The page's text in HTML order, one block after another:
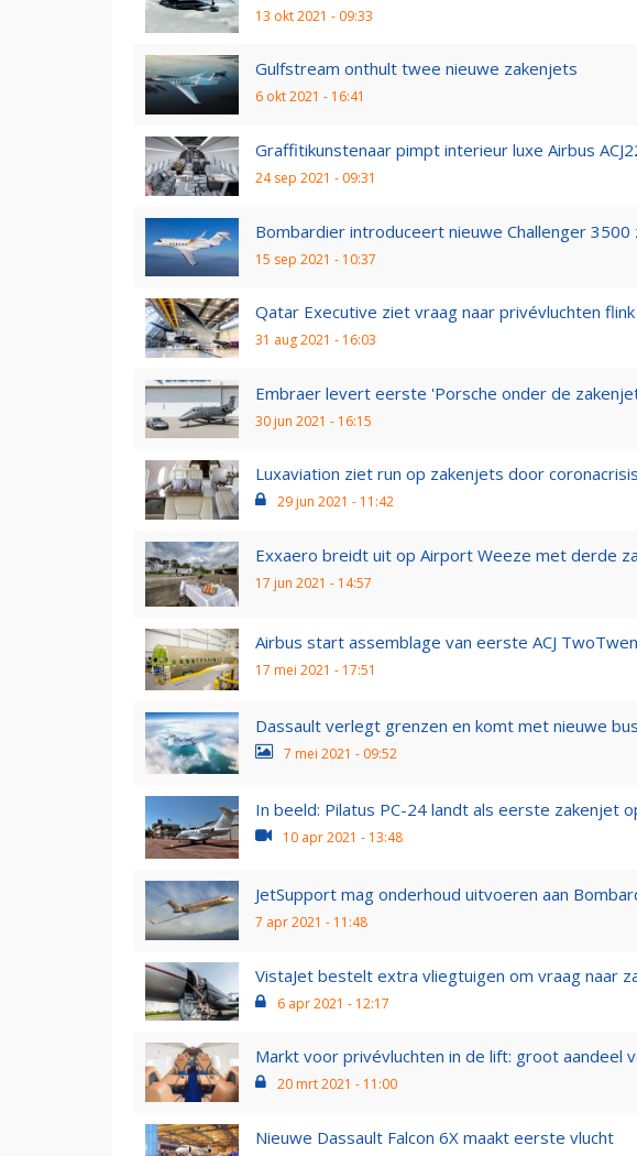
13 okt 2021 - 09:33
Gulfstream onthult twee nieuwe zakenjets
6 okt 2021 - 16:41
Graffitikunstenaar pimpt interieur luxe Airbus
24 sep 2021 - 09:31
Bombardier introduceert nieuwe Challenger 3500
15 sep 2021 - 10:37
Qatar Executive ziet vraag naar privévluchten
31 aug 2021 - 16:03
Embraer levert eerste 'Porsche onder de
30 jun 2021 - 16:15
Luxaviation ziet run op zakenjets door coronacrisis
29 jun 2021 - 11:42
Exxaero breidt uit op Airport Weeze met derde
17 jun 2021 - 14:57
Airbus start assemblage van eerste ACJ
17 mei 2021 - 17:51
Dassault verlegt grenzen en komt met nieuwe
7 mei 2021 - 09:52
In beeld: Pilatus PC-24 landt als eerste zakenjet
10 apr 2021 - 13:48
JetSupport mag onderhoud uitvoeren aan
7 apr 2021 - 11:48
VistaJet bestelt extra vliegtuigen om vraag naar
6 apr 2021 - 12:17
Markt voor privévluchten in de lift: groot aandeel
20 mrt 2021 - 11:00
Nieuwe Dassault Falcon 6X maakt eerste vlucht